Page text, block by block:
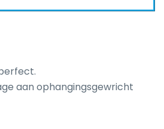
aan ophangingsgewricht